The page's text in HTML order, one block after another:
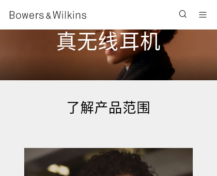
真无线耳机
了解产品范围